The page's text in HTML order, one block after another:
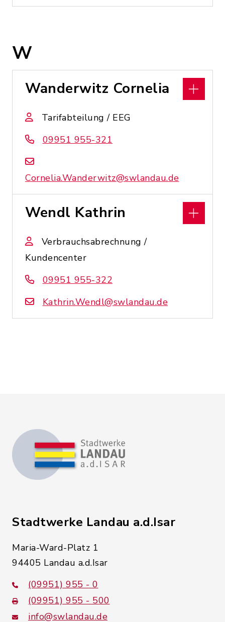
W
Wanderwitz Cornelia
Tarifabteilung / EEG
09951 955-321
Cornelia.Wanderwitz@swlandau.de
Wendl Kathrin
Verbrauchsabrechnung /
Kundencenter
09951 955-322
Kathrin.Wendl@swlandau.de
Stadtwerke Landau a.d.Isar
Maria-Ward-Platz 1
94405 Landau a.d.Isar
(09951) 955 - 0
(09951) 955 - 500
info@swlandau.de